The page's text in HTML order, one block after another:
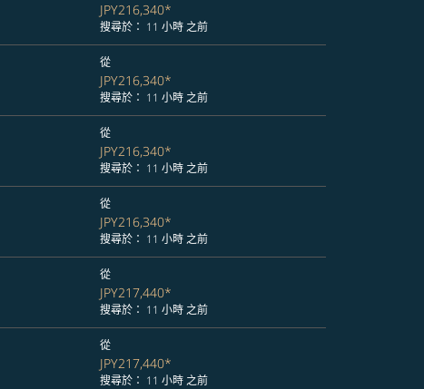
JPY216,340*
搜尋於： 11 小時 之前
從
JPY216,340*
搜尋於： 11 小時 之前
從
JPY216,340*
搜尋於： 11 小時 之前
從
JPY216,340*
搜尋於： 11 小時 之前
從
JPY217,440*
搜尋於： 11 小時 之前
從
JPY217,440*
搜尋於： 11 小時 之前